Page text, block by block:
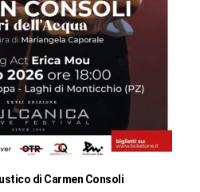
di Carmen Consoli